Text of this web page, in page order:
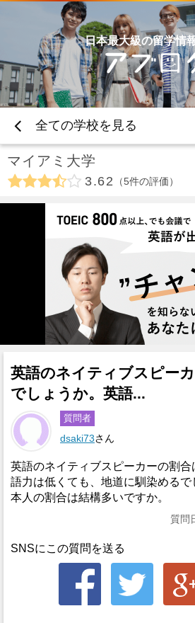
日本最大級の留学情
全ての学校を見る
マイアミ大学
3.62 5件の評価
英語のネイティブスピー
でしょうか。英語...
質問者
dsaki73さん
英語のネイティブスピーカーの割
語力は低くても、地道に馴染めるで
本人の割合は結構多いですか。
質問
SNSにこの質問を送る